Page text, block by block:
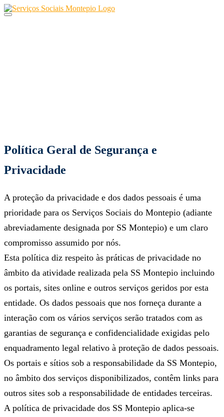
Skip
to
Política Geral de Segurança e
Privacidade
A proteção da privacidade e dos dados pessoais é uma
prioridade para os Serviços Sociais do Montepio (adiante
abreviadamente designada por SS Montepio) e um claro
compromisso assumido por nós.
Esta política diz respeito às práticas de privacidade no
âmbito da atividade realizada pela SS Montepio incluindo
os portais, sites online e outros serviços geridos por esta
entidade. Os dados pessoais que nos forneça durante a
interação com os vários serviços serão tratados com as
garantias de segurança e confidencialidade exigidas pelo
enquadramento legal relativo à proteção de dados pessoais.
Os portais e sítios sob a responsabilidade da SS Montepio,
no âmbito dos serviços disponibilizados, contêm links para
outros sites sob a responsabilidade de entidades terceiras.
A política de privacidade dos SS Montepio aplica-se